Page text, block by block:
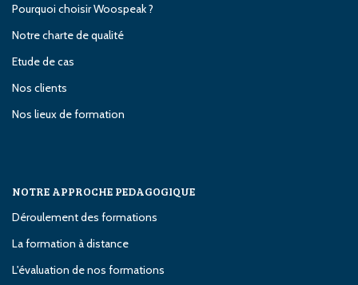
Pourquoi choisir Woospeak ?
Notre charte de qualité
Etude de cas
Nos clients
Nos lieux de formation
NOTRE APPROCHE PEDAGOGIQUE
Déroulement des formations
La formation à distance
L'évaluation de nos formations